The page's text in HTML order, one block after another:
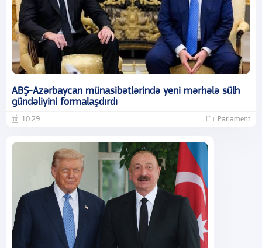
ABŞ-Azərbaycan münasibətlərində yeni mərhələ sülh
gündəliyini formalaşdırdı
10:29 Parlament